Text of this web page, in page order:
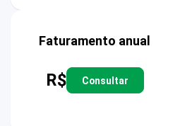
Faturamento anual
R$ Consultar